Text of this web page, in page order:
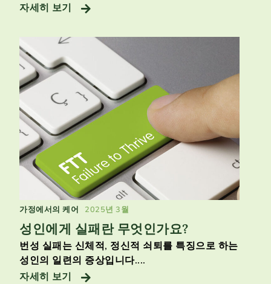
자세히 보기
가정에서의 케어 2025년 3월
성인에게 실패란 무엇인가요?
번성 실패는 신체적, 정신적 쇠퇴를 특징으로 하는
성인의 일련의 증상입니다....
자세히 보기